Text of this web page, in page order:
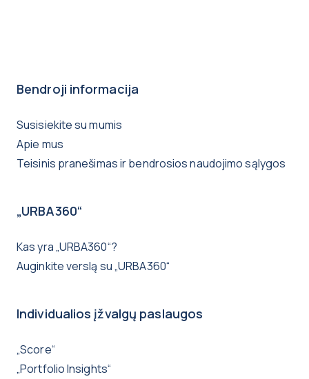
Bendroji informacija
Susisiekite su mumis
Apie mus
Teisinis pranešimas ir bendrosios naudojimo sąlygos
„URBA360“
Kas yra „URBA360“?
Auginkite verslą su „URBA360“
Individualios įžvalgų paslaugos
„Score“
„Portfolio Insights“